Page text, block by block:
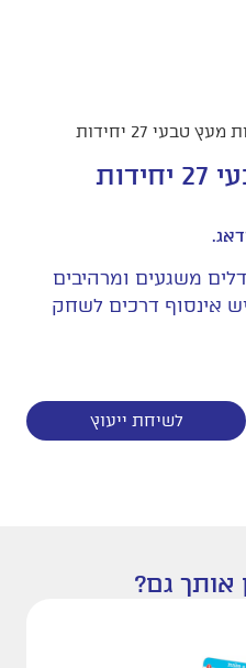
טבעי 27 יחידות
משגעים ומרהיבים
אינסוף דרכים לשחק
לשיחת ייעוץ
אותך גם?